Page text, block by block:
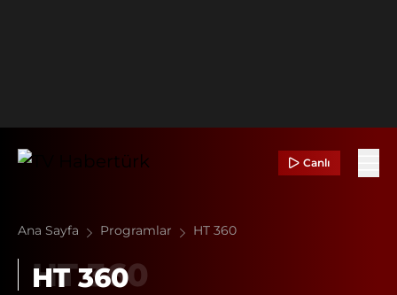
Canlı
Ana Sayfa Programlar HT 360
HT 360